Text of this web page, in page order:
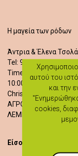
Η μαγεία των ρόδων
Άντρια & Έλενα
Tel: 99651334
Time of Activities:
10:00 - 12:00
Chris Tsolakis LTD -
ΑΓΡΟΣ
ΛΕΜΕΣΟΣ
Είσοδος δωρεάν
αυτού του
και την
cookies,